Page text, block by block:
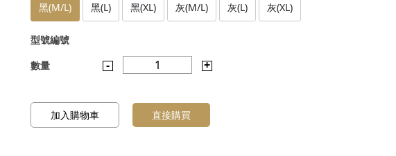
黑(M/L) 黑(L) 黑(XL) 灰(M/L) 灰(L) 灰(XL)
型號編號
數量
- 1 +
加入購物車 直接購買